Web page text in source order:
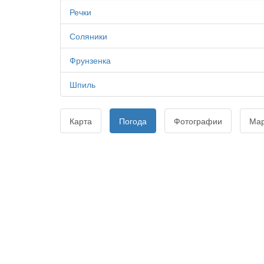
Речки
Соляники
Фрунзенка
Шпиль
Карта Погода Фотографии